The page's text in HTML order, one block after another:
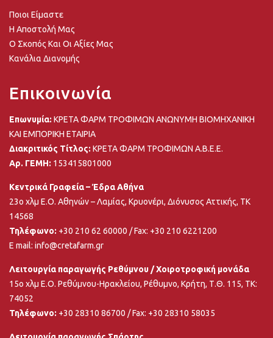
Ποιοι Είμαστε
Η Αποστολή Μας
Ο Σκοπός Και Οι Αξίες Μας
Κανάλια Διανομής
Επικοινωνία
Επωνυμία: ΚΡΕΤΑ ΦΑΡΜ ΤΡΟΦΙΜΩΝ ΑΝΩΝΥΜΗ ΒΙΟΜΗΧΑΝΙΚΗ
ΚΑΙ ΕΜΠΟΡΙΚΗ ΕΤΑΙΡΙΑ
Διακριτικός Τίτλος: ΚΡΕΤΑ ΦΑΡΜ ΤΡΟΦΙΜΩΝ Α.Β.Ε.Ε.
Αρ. ΓΕΜΗ: 153415801000
Κεντρικά Γραφεία – Έδρα Αθήνα
23ο χλμ Ε.Ο. Αθηνών – Λαμίας, Κρυονέρι, Διόνυσος Αττικής, ΤΚ
14568
Τηλέφωνο: +30 210 62 60000 / Fax: +30 210 6221200
E mail: info@cretafarm.gr
Λειτουργία παραγωγής Ρεθύμνου / Χοιροτροφική μονάδα
15ο χλμ Ε.Ο. Ρεθύμνου-Ηρακλείου, Ρέθυμνο, Κρήτη, Τ.Θ. 115, ΤΚ:
74052
Τηλέφωνο: +30 28310 86700 / Fax: +30 28310 58035